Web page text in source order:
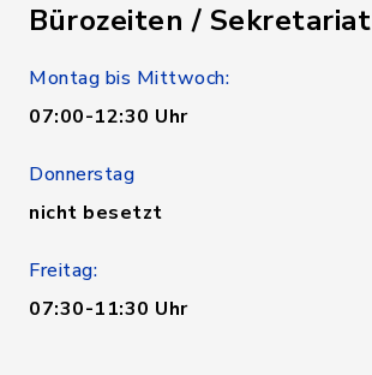
Bürozeiten / Sekretariat
Montag bis Mittwoch:
07:00-12:30 Uhr
Donnerstag
nicht besetzt
Freitag:
07:30-11:30 Uhr